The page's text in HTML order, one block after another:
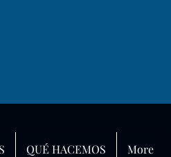
QUÉ HACEMOS More